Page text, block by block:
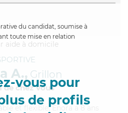
du candidat, soumise à
toute mise en relation
vous pour
de profils
A., Grillon
de chez Vous
et flexible, Enora a 8 ans